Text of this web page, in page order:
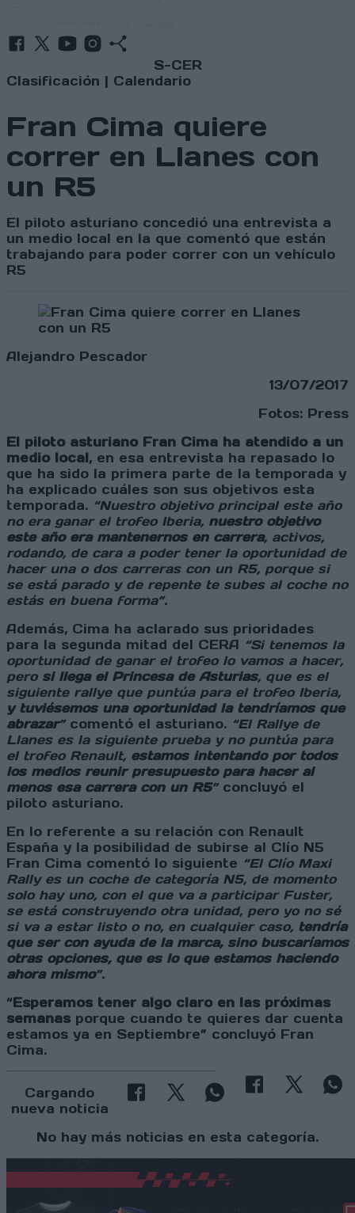
S-CER
Clasificación | Calendario
Fran Cima quiere
correr en Llanes con
un R5
El piloto asturiano concedió una entrevista a
un medio local en la que comentó que están
trabajando para poder correr con un vehículo
R5
Alejandro Pescador
13/07/2017
Fotos: Press
El piloto asturiano Fran Cima ha atendido a un
medio local, en esa entrevista ha repasado lo
que ha sido la primera parte de la temporada y
ha explicado cuáles son sus objetivos esta
temporada. “Nuestro objetivo principal este año
no era ganar el trofeo Iberia, nuestro objetivo
este año era mantenernos en carrera, activos,
rodando, de cara a poder tener la oportunidad de
hacer una o dos carreras con un R5, porque si
se está parado y de repente te subes al coche no
estás en buena forma”.
Además, Cima ha aclarado sus prioridades
para la segunda mitad del CERA “Si tenemos la
oportunidad de ganar el trofeo lo vamos a hacer,
pero si llega el Princesa de Asturias, que es el
siguiente rallye que puntúa para el trofeo Iberia,
y tuviésemos una oportunidad la tendríamos que
abrazar” comentó el asturiano. “El Rallye de
Llanes es la siguiente prueba y no puntúa para
el trofeo Renault, estamos intentando por todos
los medios reunir presupuesto para hacer al
menos esa carrera con un R5” concluyó el
piloto asturiano.
En lo referente a su relación con Renault
España y la posibilidad de subirse al Clío N5
Fran Cima comentó lo siguiente “El Clío Maxi
Rally es un coche de categoría N5, de momento
solo hay uno, con el que va a participar Fuster,
se está construyendo otra unidad, pero yo no sé
si va a estar listo o no, en cualquier caso, tendría
que ser con ayuda de la marca, sino buscaríamos
otras opciones, que es lo que estamos haciendo
ahora mismo”.
“Esperamos tener algo claro en las próximas
semanas porque cuando te quieres dar cuenta
estamos ya en Septiembre” concluyó Fran
Cima.
Cargando
nueva noticia
No hay más noticias en esta categoría.